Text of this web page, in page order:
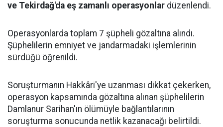
ve Tekirdağ'da eş zamanlı operasyonlar düzenlendi.
Operasyonlarda toplam 7 şüpheli gözaltına alındı.
Şüphelilerin emniyet ve jandarmadaki işlemlerinin
sürdüğü öğrenildi.
Soruşturmanın Hakkâri'ye uzanması dikkat çekerken,
operasyon kapsamında gözaltına alınan şüphelilerin
Damlanur Sarihan'ın ölümüyle bağlantılarının
soruşturma sonucunda netlik kazanacağı belirtildi.